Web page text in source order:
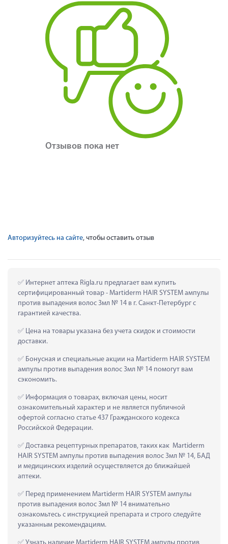
Отзывов пока нет
Авторизуйтесь на сайте, чтобы оставить отзыв
Интернет аптека Rigla.ru предлагает вам купить
сертифицированный товар - Martiderm HAIR SYSTEM ампулы
против выпадения волос 3мл № 14 в г. Санкт-Петербург с
гарантией качества.
Цена на товары указана без учета скидок и стоимости
доставки.
Бонусная и специальные акции на Martiderm HAIR SYSTEM
ампулы против выпадения волос 3мл № 14 помогут вам
сэкономить.
Информация о товарах, включая цены, носит
ознакомительный характер и не является публичной
офертой согласно статье 437 Гражданского кодекса
Российской Федерации.
Доставка рецептурных препаратов, таких как  Martiderm
HAIR SYSTEM ампулы против выпадения волос 3мл № 14, БАД
и медицинских изделий осуществляется до ближайшей
аптеки.
Перед применением Martiderm HAIR SYSTEM ампулы
против выпадения волос 3мл № 14 внимательно
ознакомьтесь с инструкцией препарата и строго следуйте
указанным рекомендациям.